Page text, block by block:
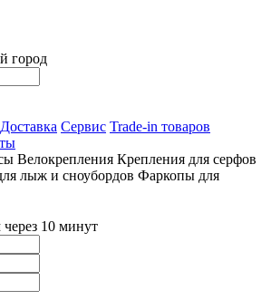
город
Доставка Сервис Trade-in товаров
Велокрепления Крепления для серфов
лыж и сноубордов Фаркопы для
10 минут